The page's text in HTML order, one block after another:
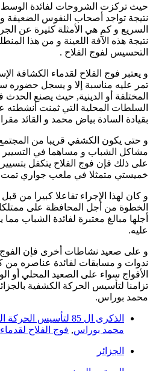
حيث تركزت الشروحات لفائدة
نتيجة تواجد أصحاب النفوس الضعيفة
السريع و كم هي الأمثلة كثيرة عن
نتيجة هذه الآفة اللعينة و من هذا
التحسيس لفوج الفلاح .
و يعتبر فوج الفلاح لقدماء الكشافة
تمر عليه مناسبة إلا و يسجل حضوره
المختلفة أو الدينية, حيث يصنع
السلطات المحلية التي ثمنت أنشطته
بقيادة السادة بياض محمد و القائد
و حتى يكون الكشفي قريبا من
مشاكل الشباب و مساهما في
على ذلك فإن فوج الفلاح يتكفل
خميستي متمثلا في ملعب جواري تمت
و كان لهذا الإجراء تفاعلا كبيرا من
الخطوة من أجل المحافظة على
أجلها مبالغ معتبرة لفائدة الشباب
عليه.
و على صعيد نشاطات أخرى فإن
ندوات و مسابقات لفائدة عناصره من
الأفواج سواء على الصعيد المحلي أو
محمد بوراس.
الذكرى ال 85 لتأسيس الحركة الكشفية بالجزائر
محمد بوراس, فوج الفلاح
الجزائر